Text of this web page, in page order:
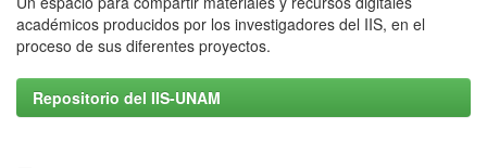
académicos producidos por los investigadores del IIS, en el
proceso de sus diferentes proyectos.
Repositorio del IIS-UNAM